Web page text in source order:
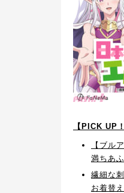
【PICK UP
【ブル
満ちあ
繊細な
お着替